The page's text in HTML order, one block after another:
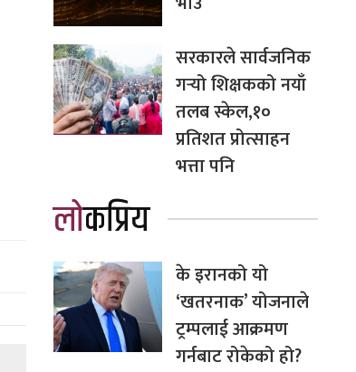
सरकारले सार्वजनिक
गर्‍यो शिक्षकको नयाँ
तलब स्केल,१०
प्रतिशत प्रोत्साहन
भत्ता पनि
लोकप्रिय
के इरानको यो
‘खतरनाक’ योजनाले
ट्रम्पलाई आक्रमण
गर्नबाट रोकेको हो?